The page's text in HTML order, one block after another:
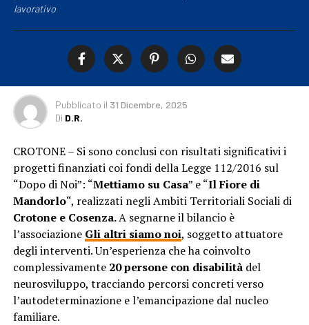
lavorativo
Pubblicato il 31 Dicembre, 2025
Di D.R.
CROTONE – Si sono conclusi con risultati significativi i
progetti finanziati coi fondi della Legge 112/2016 sul
“Dopo di Noi”: “Mettiamo su Casa” e “Il Fiore di
Mandorlo“, realizzati negli Ambiti Territoriali Sociali di
Crotone e Cosenza.A segnarne il bilancio è
l’associazione Gli altri siamo noi, soggetto attuatore
degli interventi. Un’esperienza che ha coinvolto
complessivamente 20 persone con disabilitàdel
neurosviluppo, tracciando percorsi concreti verso
l’autodeterminazione e l’emancipazione dal nucleo
familiare.